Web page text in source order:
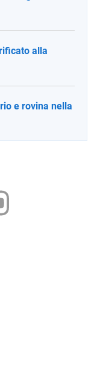
alla
e rovina nella